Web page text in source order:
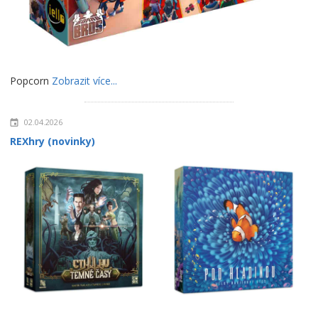
Popcorn Zobrazit více...
02.04.2026
REXhry (novinky)